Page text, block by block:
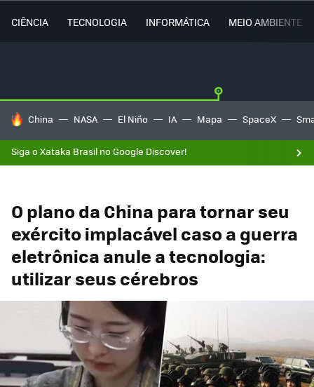
CIÊNCIA TECNOLOGIA INFORMÁTICA MEIO AMBIENTE
TENDÊNCIAS DO DIA
China NASA El Niño IA Mapa SpaceX
Siga o Xataka Brasil no Google Discover!
O plano da China para tornar seu
exército implacável caso a guerra
eletrônica anule a tecnologia:
utilizar seus cérebros